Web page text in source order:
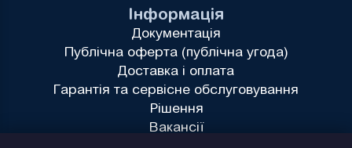
Інформація
Документація
Публічна оферта (публічна угода)
Доставка і оплата
Гарантія та сервісне обслуговування
Рішення
Вакансії